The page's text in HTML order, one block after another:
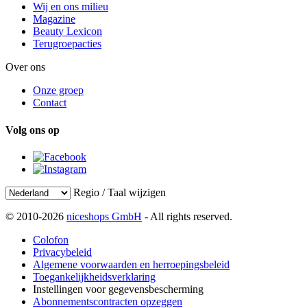
Wij en ons milieu
Magazine
Beauty Lexicon
Terugroepacties
Over ons
Onze groep
Contact
Volg ons op
Regio / Taal wijzigen
© 2010-2026 niceshops GmbH - All rights reserved.
Colofon
Privacybeleid
Algemene voorwaarden en herroepingsbeleid
Toegankelijkheidsverklaring
Instellingen voor gegevensbescherming
Abonnementscontracten opzeggen